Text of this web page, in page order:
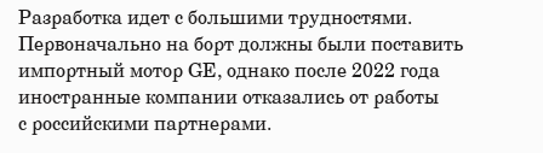
Разработка идет с большими трудностями.
Первоначально на борт должны были поставить
импортный мотор GE, однако после 2022 года
иностранные компании отказались от работы
с российскими партнерами.